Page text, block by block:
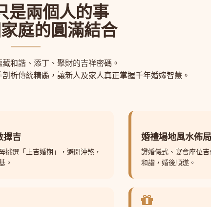
是兩個人的事
庭的圓滿結合
和諧、添丁、聚財的吉祥密碼。
析傳統精髓，讓新人及家人真正掌握千年婚嫁智慧。
擇吉
挑選「上吉婚期」，避開沖煞，
。
婚禮場地風水佈局
證婚儀式、宴會座位
和諧，婚後順遂。